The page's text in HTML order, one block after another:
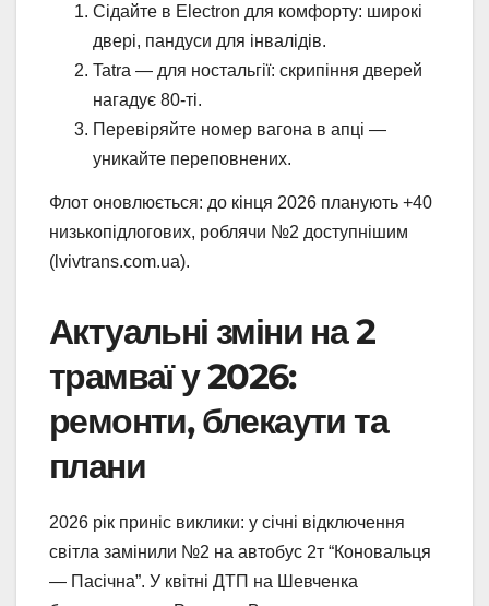
Сідайте в Electron для комфорту: широкі
двері, пандуси для інвалідів.
Tatra — для ностальгії: скрипіння дверей
нагадує 80-ті.
Перевіряйте номер вагона в апці —
уникайте переповнених.
Флот оновлюється: до кінця 2026 планують +40
низькопідлогових, роблячи №2 доступнішим
(lvivtrans.com.ua).
Актуальні зміни на 2
трамваї у 2026:
ремонти, блекаути та
плани
2026 рік приніс виклики: у січні відключення
світла замінили №2 на автобус 2т “Коновальця
— Пасічна”. У квітні ДТП на Шевченка